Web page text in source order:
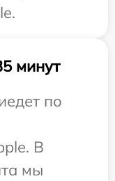
минут
по
В
мы